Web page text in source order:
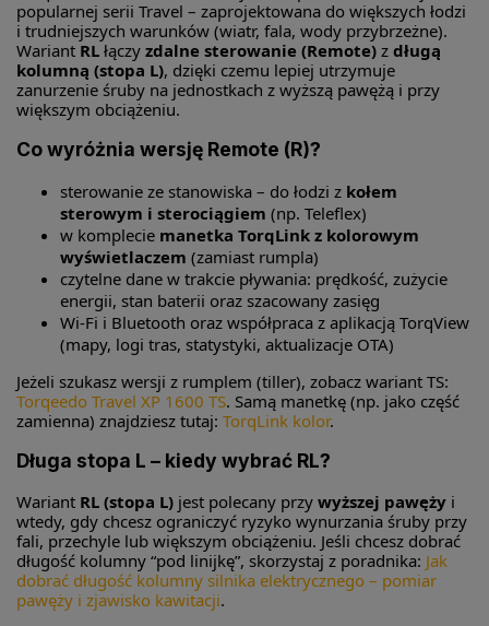
popularnej serii Travel – zaprojektowana do większych łodzi
i trudniejszych warunków (wiatr, fala, wody przybrzeżne).
Wariant RL łączy zdalne sterowanie (Remote) z długą
kolumną (stopa L), dzięki czemu lepiej utrzymuje
zanurzenie śruby na jednostkach z wyższą pawężą i przy
większym obciążeniu.
Co wyróżnia wersję Remote (R)?
sterowanie ze stanowiska – do łodzi z kołem
sterowym i sterociągiem (np. Teleflex)
w komplecie manetka TorqLink z kolorowym
wyświetlaczem (zamiast rumpla)
czytelne dane w trakcie pływania: prędkość, zużycie
energii, stan baterii oraz szacowany zasięg
Wi-Fi i Bluetooth oraz współpraca z aplikacją TorqView
(mapy, logi tras, statystyki, aktualizacje OTA)
Jeżeli szukasz wersji z rumplem (tiller), zobacz wariant TS:
Torqeedo Travel XP 1600 TS. Samą manetkę (np. jako część
zamienna) znajdziesz tutaj: TorqLink kolor.
Długa stopa L – kiedy wybrać RL?
Wariant RL (stopa L) jest polecany przy wyższej pawęży i
wtedy, gdy chcesz ograniczyć ryzyko wynurzania śruby przy
fali, przechyle lub większym obciążeniu. Jeśli chcesz dobrać
długość kolumny “pod linijkę”, skorzystaj z poradnika: Jak
dobrać długość kolumny silnika elektrycznego – pomiar
pawęży i zjawisko kawitacji.